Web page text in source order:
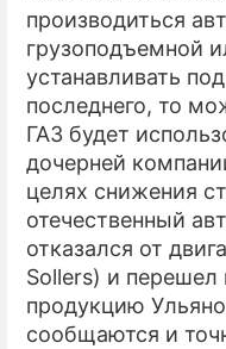
производиться
грузоподъемной
устанавливать
последнего, то
ГАЗ будет
дочерней
целях снижения
отечественный
отказался от
Sollers) и
продукцию
сообщаются и